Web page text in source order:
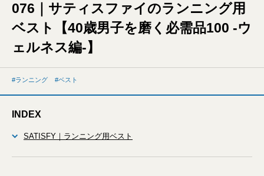
076｜サティスファイのランニング用
ベスト【40歳男子を磨く必需品100 -ウ
ェルネス編-】
ランニング ベスト
INDEX
SATISFY｜ランニング用ベスト